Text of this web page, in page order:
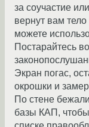
за соучастие
вернут вам
можете
Постарайтесь
Экран погас,
окрошки и
По стене
базы КАП,